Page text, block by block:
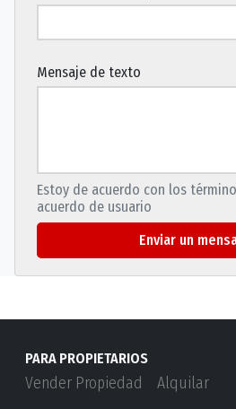
Mensaje de texto
Estoy de acuerdo con los
acuerdo de usuario
Enviar un
PARA PROPIETARIOS
Vender Propiedad Alquilar